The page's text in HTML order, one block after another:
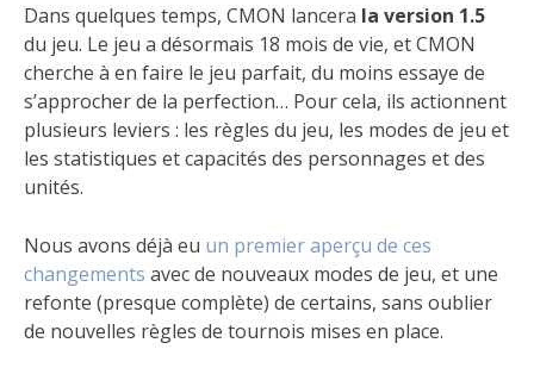
Dans quelques temps, CMON lancera la version 1.5
du jeu. Le jeu a désormais 18 mois de vie, et CMON
cherche à en faire le jeu parfait, du moins essaye de
s’approcher de la perfection… Pour cela, ils actionnent
plusieurs leviers : les règles du jeu, les modes de jeu et
les statistiques et capacités des personnages et des
unités.
Nous avons déjà eu un premier aperçu de ces
changements avec de nouveaux modes de jeu, et une
refonte (presque complète) de certains, sans oublier
de nouvelles règles de tournois mises en place.